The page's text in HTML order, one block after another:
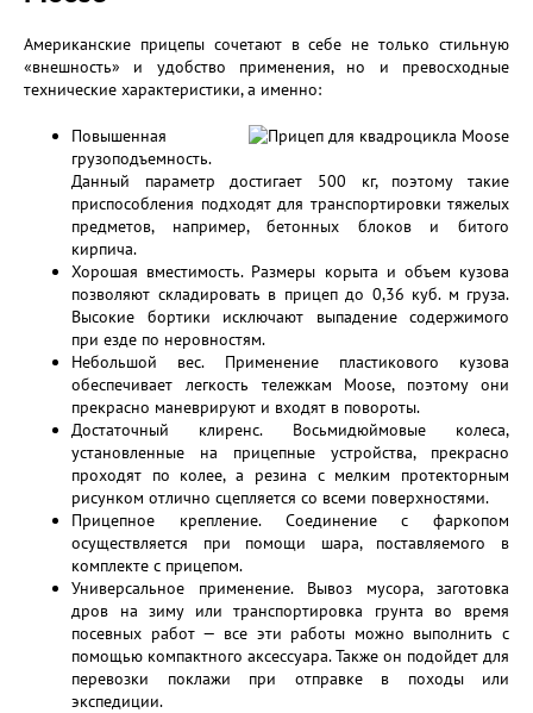
Американские прицепы сочетают в себе не только стильную
«внешность» и удобство применения, но и превосходные
технические характеристики, а именно:
Повышенная
грузоподъемность.
Данный параметр достигает 500 кг, поэтому такие
приспособления подходят для транспортировки тяжелых
предметов, например, бетонных блоков и битого
кирпича.
Хорошая вместимость. Размеры корыта и объем кузова
позволяют складировать в прицеп до 0,36 куб. м груза.
Высокие бортики исключают выпадение содержимого
при езде по неровностям.
Небольшой вес. Применение пластикового кузова
обеспечивает легкость тележкам Moose, поэтому они
прекрасно маневрируют и входят в повороты.
Достаточный клиренс. Восьмидюймовые колеса,
установленные на прицепные устройства, прекрасно
проходят по колее, а резина с мелким протекторным
рисунком отлично сцепляется со всеми поверхностями.
Прицепное крепление. Соединение с фаркопом
осуществляется при помощи шара, поставляемого в
комплекте с прицепом.
Универсальное применение. Вывоз мусора, заготовка
дров на зиму или транспортировка грунта во время
посевных работ — все эти работы можно выполнить с
помощью компактного аксессуара. Также он подойдет для
перевозки поклажи при отправке в походы или
экспедиции.